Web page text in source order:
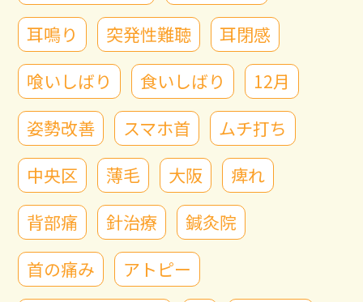
耳鳴り
突発性難聴
耳閉感
喰いしばり
食いしばり
12月
姿勢改善
スマホ首
ムチ打ち
中央区
薄毛 大阪
痺れ
背部痛
針治療
鍼灸院
首の痛み
アトピー